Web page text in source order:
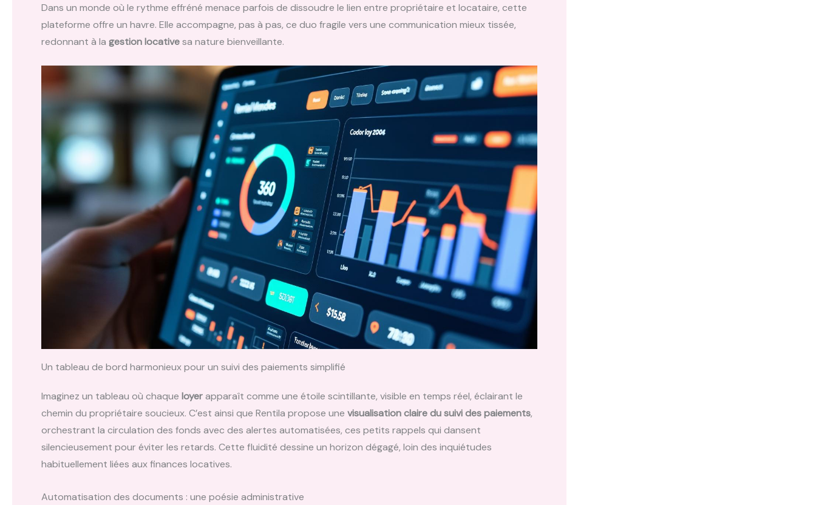
Dans un monde où le rythme effréné menace parfois de dissoudre le lien entre propriétaire et locataire, cette
plateforme offre un havre. Elle accompagne, pas à pas, ce duo fragile vers une communication mieux tissée,
redonnant à la gestion locativesa nature bienveillante.
Un tableau de bord harmonieux pour un suivi des paiements simplifié
Imaginez un tableau où chaque loyerapparaît comme une étoile scintillante, visible en temps réel, éclairant le
chemin du propriétaire soucieux. C’est ainsi que Rentila propose une visualisation claire du suivi des paiements,
orchestrant la circulation des fonds avec des alertes automatisées, ces petits rappels qui dansent
silencieusement pour éviter les retards. Cette fluidité dessine un horizon dégagé, loin des inquiétudes
habituellement liées aux finances locatives.
Automatisation des documents : une poésie administrative